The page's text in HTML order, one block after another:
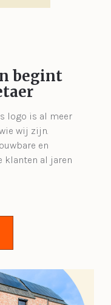
begint
logo is al meer
wij zijn.
en
klanten al jaren